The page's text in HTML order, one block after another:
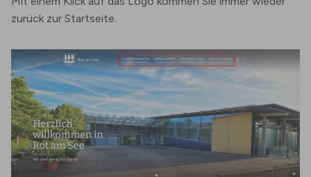
zurück zur Startseite.